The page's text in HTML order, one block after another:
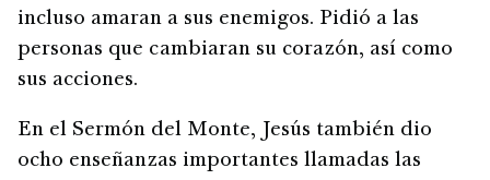
incluso amaran a sus enemigos. Pidió a las
personas que cambiaran su corazón, así como
sus acciones.
En el Sermón del Monte, Jesús también dio
ocho enseñanzas importantes llamadas las